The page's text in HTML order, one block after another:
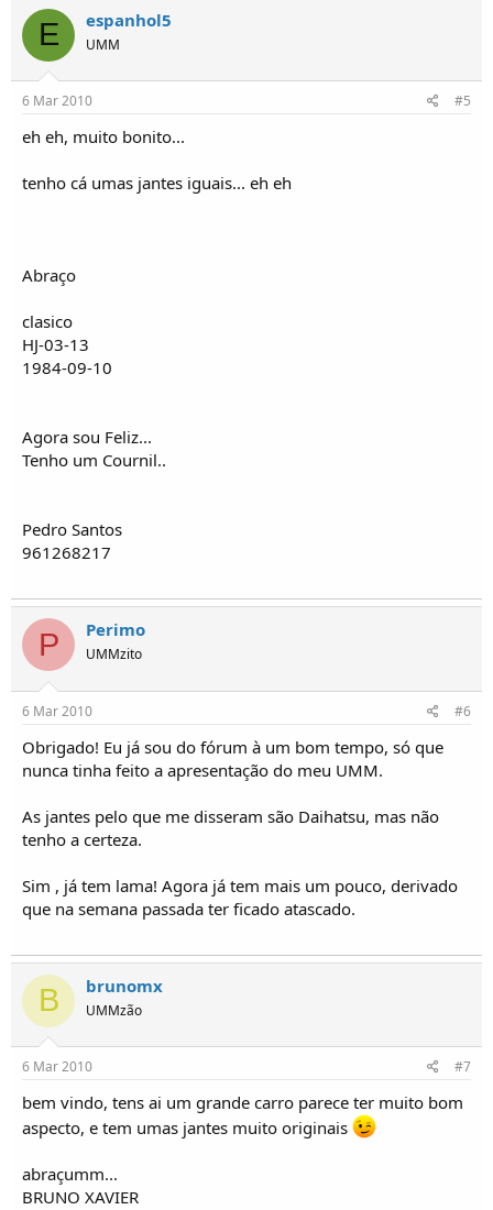
E espanhol5
UMM
6 Mar 2010 #5
eh eh, muito bonito...
tenho cá umas jantes iguais... eh eh
Abraço
clasico
HJ-03-13
1984-09-10
Agora sou Feliz...
Tenho um Cournil..
Pedro Santos
961268217
P Perimo
UMMzito
6 Mar 2010 #6
Obrigado! Eu já sou do fórum à um bom tempo, só que
nunca tinha feito a apresentação do meu UMM.
As jantes pelo que me disseram são Daihatsu, mas não
tenho a certeza.
Sim , já tem lama! Agora já tem mais um pouco, derivado
que na semana passada ter ficado atascado.
B brunomx
UMMzão
6 Mar 2010 #7
bem vindo, tens ai um grande carro parece ter muito bom
aspecto, e tem umas jantes muito originais
abraçumm...
BRUNO XAVIER